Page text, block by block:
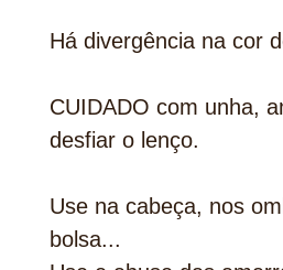
Há divergência na cor
CUIDADO com unha,
desfiar o lenço.
Use na cabeça, nos
bolsa...